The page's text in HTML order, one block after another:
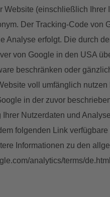
(einschließlich
Der Tracking-Code
Analyse erfolgt. Die durch
von Google in den USA
beschränken oder
voll umfänglich
in der zuvor
Nutzerdaten und
folgenden Link
Informationen zu den
analytics/terms/